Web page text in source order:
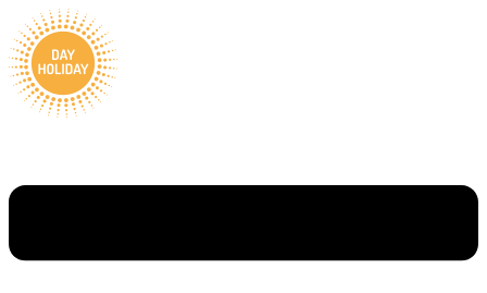
Ugrás
a
tartalomhoz